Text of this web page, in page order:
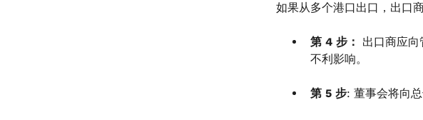
如果从多个港口出口，出口
第 4 步： 出口商应
不利影响。
第 5 步: 董事会将向